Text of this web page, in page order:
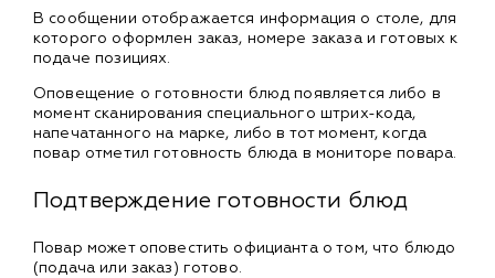
В сообщении отображается информация о столе, для
которого оформлен заказ, номере заказа и готовых к
подаче позициях.
Оповещение о готовности блюд появляется либо в
момент сканирования специального штрих-кода,
напечатанного на марке, либо в тот момент, когда
повар отметил готовность блюда в мониторе повара.
Подтверждение готовности блюд
Повар может оповестить официанта о том, что блюдо
(подача или заказ) готово.